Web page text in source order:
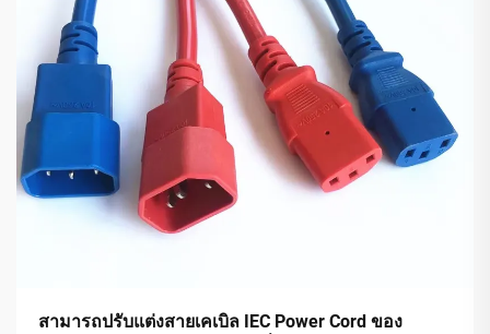
สามารถปรับแต่งสายเคเบิล IEC Power Cord ของ